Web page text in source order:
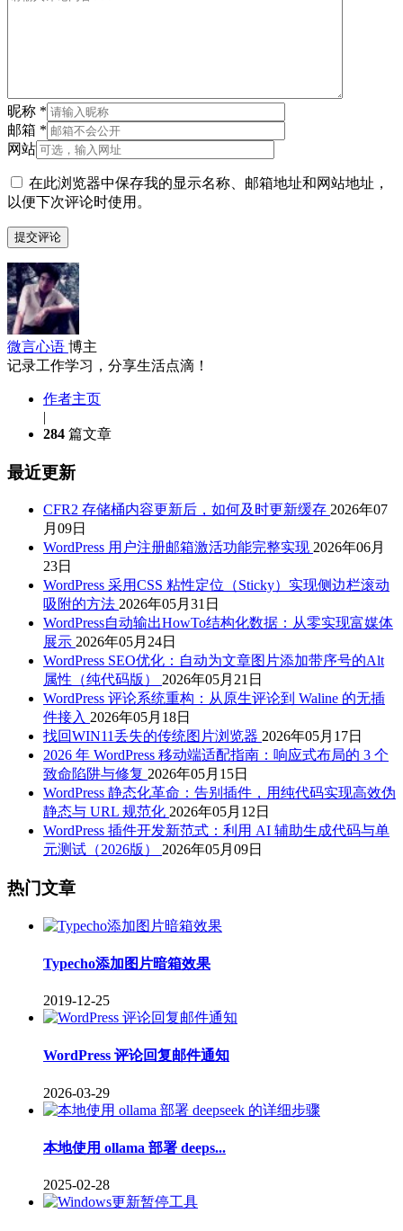
昵称 *
邮箱 *
网站
在此浏览器中保存我的显示名称、邮箱地址和网站地址，
以便下次评论时使用。
微言心语 博主
记录工作学习，分享生活点滴！
作者主页
|
284 篇文章
最近更新
CFR2 存储桶内容更新后，如何及时更新缓存 2026年07
月09日
WordPress 用户注册邮箱激活功能完整实现 2026年06月
23日
WordPress 采用CSS 粘性定位（Sticky）实现侧边栏滚动
吸附的方法 2026年05月31日
WordPress自动输出HowTo结构化数据：从零实现富媒体
展示 2026年05月24日
WordPress SEO优化：自动为文章图片添加带序号的Alt
属性（纯代码版） 2026年05月21日
WordPress 评论系统重构：从原生评论到 Waline 的无插
件接入 2026年05月18日
找回WIN11丢失的传统图片浏览器 2026年05月17日
2026 年 WordPress 移动端适配指南：响应式布局的 3 个
致命陷阱与修复 2026年05月15日
WordPress 静态化革命：告别插件，用纯代码实现高效伪
静态与 URL 规范化 2026年05月12日
WordPress 插件开发新范式：利用 AI 辅助生成代码与单
元测试（2026版） 2026年05月09日
热门文章
Typecho添加图片暗箱效果
2019-12-25
WordPress 评论回复邮件通知
2026-03-29
本地使用 ollama 部署 deeps...
2025-02-28